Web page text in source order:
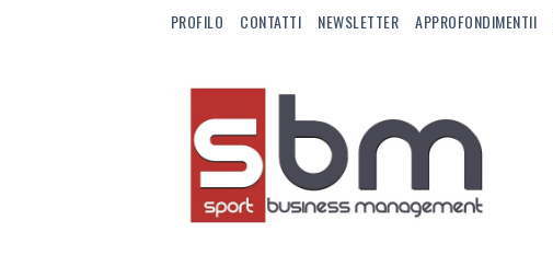
PROFILO CONTATTI NEWSLETTER APPROFONDIMENTII